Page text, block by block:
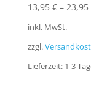
13,95 €– 23,95
inkl. MwSt.
zzgl.
Lieferzeit: 1-3